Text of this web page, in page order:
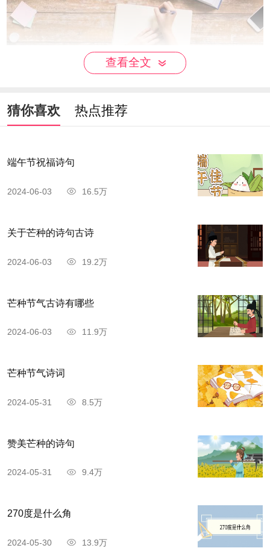
老，世称“杜工部”、“杜少陵”等，汉族，河南府巩县
人，杜甫被世人尊为“诗圣”，其诗被称为“诗史”。杜
甫与李白合称“李杜”，为了跟另外两位诗人李商隐
与杜牧即“小李杜”区别开来，杜甫与李白又合称“大
诗被保留了下来，诗艺精湛，在中国古典诗歌中备
受推崇，影响深远。759-766年间曾居成都，后世
查看全文
猜你喜欢 热点推荐
端午节祝福诗句
2024-06-03 16.5万
关于芒种的诗句古诗
2024-06-03 19.2万
芒种节气古诗有哪些
2024-06-03 11.9万
芒种节气诗词
2024-05-31 8.5万
赞美芒种的诗句
2024-05-31 9.4万
270度是什么角
2024-05-30 13.9万